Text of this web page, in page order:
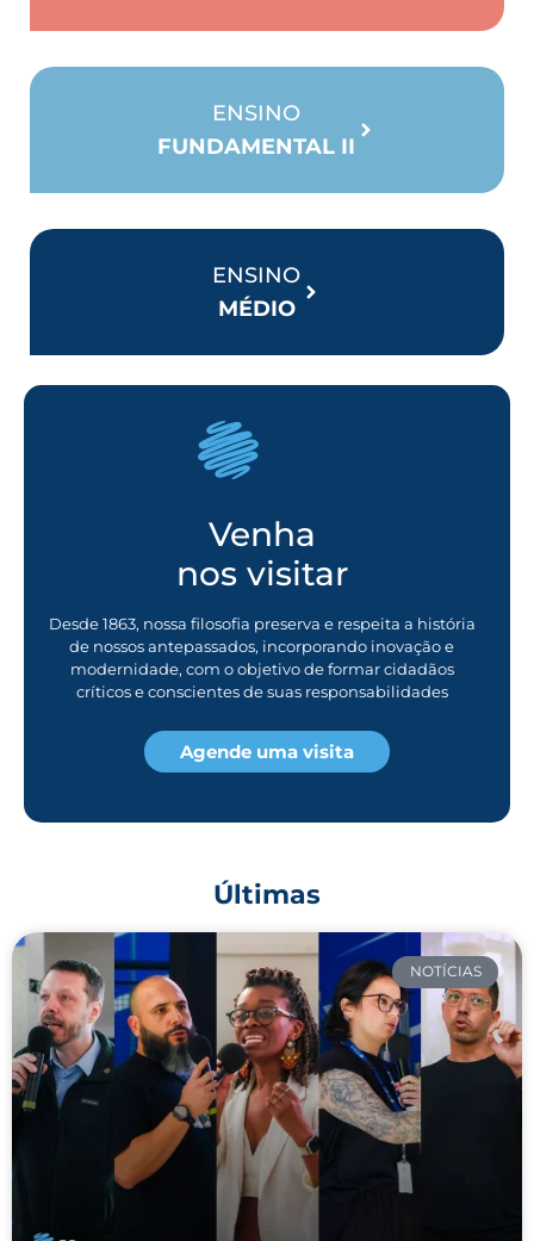
ENSINO
FUNDAMENTAL II
ENSINO
MÉDIO
Venha
nos visitar
Desde 1863, nossa filosofia preserva e respeita a história
de nossos antepassados, incorporando inovação e
modernidade, com o objetivo de formar cidadãos
críticos e conscientes de suas responsabilidades
Agende uma visita
Últimas
NOTÍCIAS